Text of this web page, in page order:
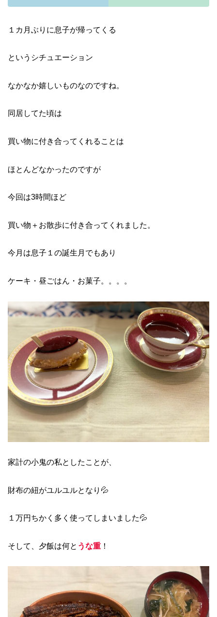
１カ月ぶりに息子が帰ってくる
というシチュエーション
なかなか嬉しいものなのですね。
同居してた頃は
買い物に付き合ってくれることは
ほとんどなかったのですが
今回は3時間ほど
買い物＋お散歩に付き合ってくれました。
今月は息子１の誕生月でもあり
ケーキ・昼ごはん・お菓子。。。。
家計の小鬼の私としたことが、
財布の紐がユルユルとなり💦
１万円ちかく多く使ってしまいました💦
そして、夕飯は何と うな重 ！